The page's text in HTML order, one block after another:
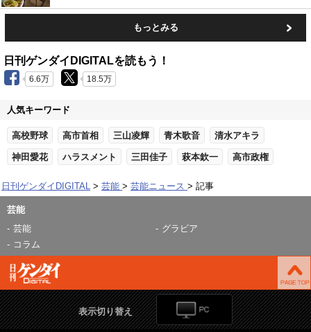
もっとみる
日刊ゲンダイDIGITALを読もう！
6.6万 18.5万
人気キーワード
高校野球 高市首相 三山凌輝 青木歌音 清水アキラ
神田愛花 ハラスメント 三田佳子 萩本欽一 高市政権
日刊ゲンダイDIGITAL 芸能 芸能ニュース 記事
芸能
芸能
グラビア
コラム
表示切り替え